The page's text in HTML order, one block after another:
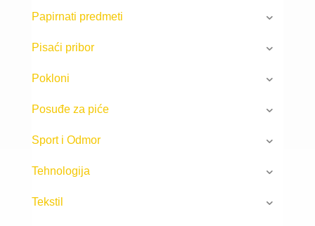
Papirnati predmeti
Pisaći pribor
Pokloni
Posuđe za piće
Sport i Odmor
Tehnologija
Tekstil